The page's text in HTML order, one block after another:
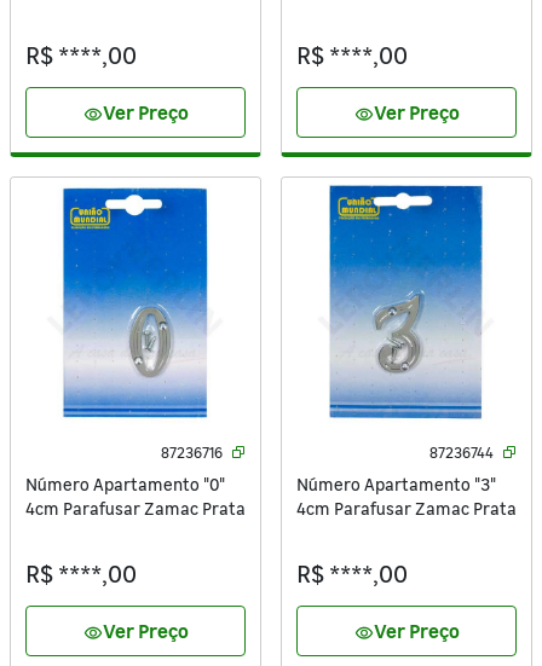
R$ ****,00
visibilityVer Preço
R$ ****,00
visibilityVer Preço
87236716
Número Apartamento "0"
4cm Parafusar Zamac Prata
R$ ****,00
visibilityVer Preço
87236744
Número Apartamento "3"
4cm Parafusar Zamac Prata
R$ ****,00
visibilityVer Preço